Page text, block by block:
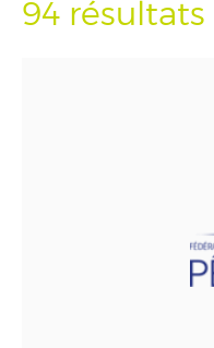
94 résultats